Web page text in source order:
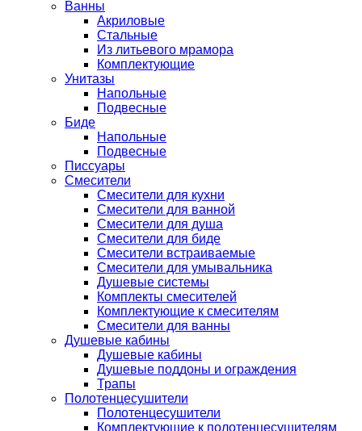
Ванны
Акриловые
Стальные
Из литьевого мрамора
Комплектующие
Унитазы
Напольные
Подвесные
Биде
Напольные
Подвесные
Писсуары
Смесители
Смесители для кухни
Смесители для ванной
Смесители для душа
Смесители для биде
Смесители встраиваемые
Смесители для умывальника
Душевые системы
Комплекты смесителей
Комплектующие к смесителям
Смесители для ванны
Душевые кабины
Душевые кабины
Душевые поддоны и ограждения
Трапы
Полотенцесушители
Полотенцесушители
Комплектующие к полотенцесушителям